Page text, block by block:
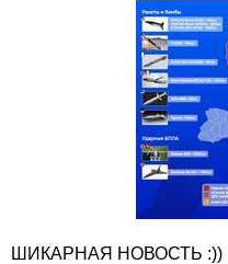
ШИКАРНАЯ НОВОСТЬ :))